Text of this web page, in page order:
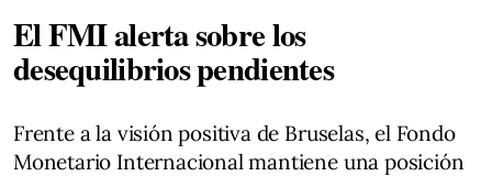
El FMI alerta sobre los
desequilibrios pendientes
Frente a la visión positiva de Bruselas, el Fondo
Monetario Internacional mantiene una posición